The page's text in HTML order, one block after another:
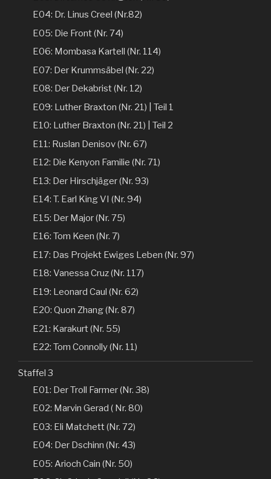
E04: Dr. Linus Creel (Nr.82)
E05: Die Front (Nr. 74)
E06: Mombasa Kartell (Nr. 114)
E07: Der Krummsäbel (Nr. 22)
E08: Der Dekabrist (Nr. 12)
E09: Luther Braxton (Nr. 21) | Teil 1
E10: Luther Braxton (Nr. 21) | Teil 2
E11: Ruslan Denisov (Nr. 67)
E12: Die Kenyon Familie (Nr. 71)
E13: Der Hirschjäger (Nr. 93)
E14: T. Earl King VI (Nr. 94)
E15: Der Major (Nr. 75)
E16: Tom Keen (Nr. 7)
E17: Das Projekt Ewiges Leben (Nr. 97)
E18: Vanessa Cruz (Nr. 117)
E19: Leonard Caul (Nr. 62)
E20: Quon Zhang (Nr. 87)
E21: Karakurt (Nr. 55)
E22: Tom Connolly (Nr. 11)
Staffel 3
E01: Der Troll Farmer (Nr. 38)
E02: Marvin Gerad ( Nr. 80)
E03: Eli Matchett (Nr. 72)
E04: Der Dschinn (Nr. 43)
E05: Arioch Cain (Nr. 50)